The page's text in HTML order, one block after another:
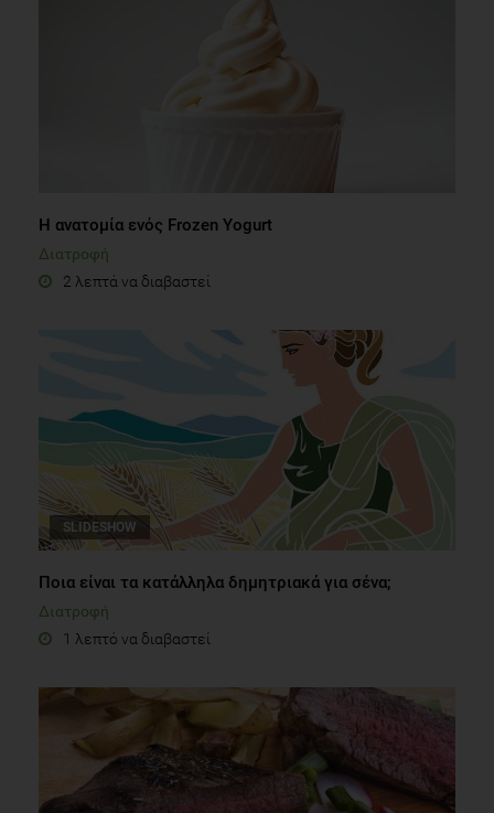
Η ανατομία ενός Frozen Yogurt
Διατροφή
2 λεπτά να διαβαστεί
SLIDESHOW
Ποια είναι τα κατάλληλα δημητριακά για σένα;
Διατροφή
1 λεπτό να διαβαστεί